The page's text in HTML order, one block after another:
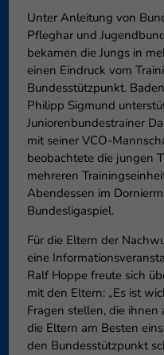
Unter Anleitung von
Pfleghar und
bekamen die Jungs in
einen Eindruck vom
Bundesstützpunkt.
Philipp Sigmund
Juniorenbundestrainer
mit seiner VCO-
beobachtete die jungen
mehreren
Abendessen im
Bundesligaspiel.
Für die Eltern der
eine
Ralf Hoppe freute sich
mit den Eltern: „Es ist
Fragen stellen, die ihnen
die Eltern am Besten
den Bundesstützpunkt
Essenziell (1)
Essenzielle Cookies
Funktion der Website
Externe Medien
Inhalte von
blockiert. Wenn
diese Inhalte keiner